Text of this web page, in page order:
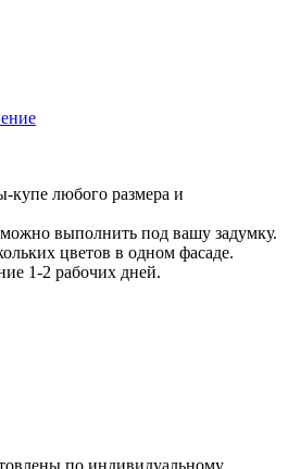
купе любого размера и
выполнить под вашу задумку.
цветов в одном фасаде.
1-2 рабочих дней.
по индивидуальному